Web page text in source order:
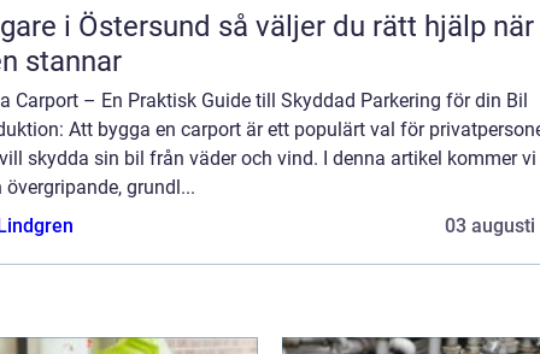
Östersund så väljer du rätt hjälp när
stannar
Carport – En Praktisk Guide till Skyddad Parkering för din Bil
Att bygga en carport är ett populärt val för
skydda sin bil från väder och vind. I denna artikel kommer
övergripande, grundl...
03 augusti